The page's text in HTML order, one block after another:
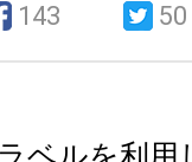
143 50